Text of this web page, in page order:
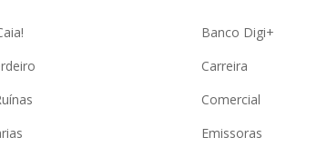
Banco Digi+
Carreira
Comercial
Emissoras